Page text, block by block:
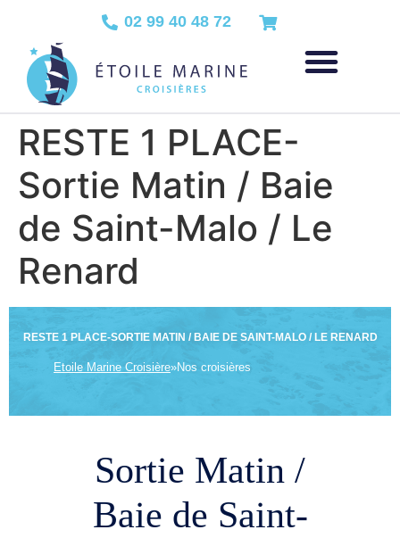
02 99 40 48 72
RESTE 1 PLACE-
Sortie Matin / Baie
de Saint-Malo / Le
Renard
RESTE 1 PLACE-SORTIE MATIN / BAIE DE SAINT-MALO / LE RENARD
Etoile Marine Croisière»Nos croisières
Sortie Matin /
Baie de Saint-